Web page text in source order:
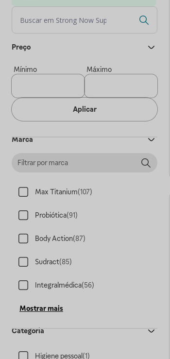
Preço
Mínimo Máximo
Aplicar
Marca
Max Titanium(107)
Probiótica(91)
Body Action(87)
Sudract(85)
Integralmédica(56)
Mostrar mais
Categoria
Higiene pessoal (1)